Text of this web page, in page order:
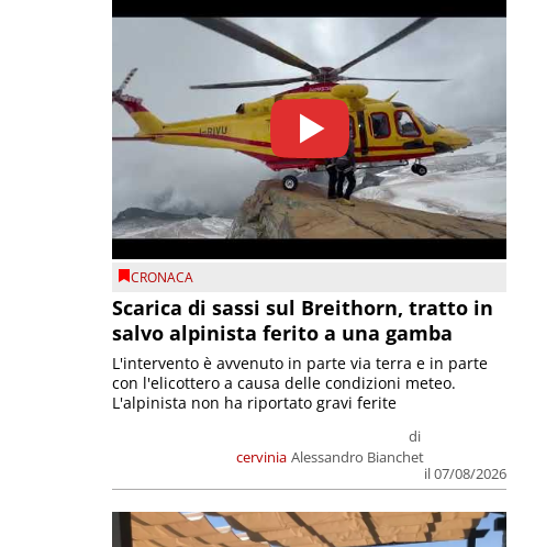
CRONACA
Scarica di sassi sul Breithorn, tratto in
salvo alpinista ferito a una gamba
cervinia
di
Alessandro Bianchet
il 07/08/2026
L'intervento è avvenuto in parte via terra e in parte
con l'elicottero a causa delle condizioni meteo.
L'alpinista non ha riportato gravi ferite